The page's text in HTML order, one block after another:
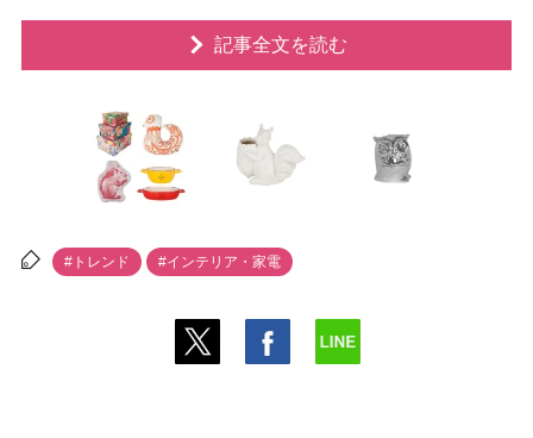
記事全文を読む
#トレンド #インテリア・家電